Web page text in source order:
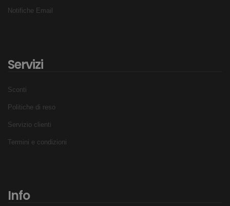
Notifiche Email
Servizi
Sconti
Politiche di reso
Servizio clienti
Termini e condizioni
Info